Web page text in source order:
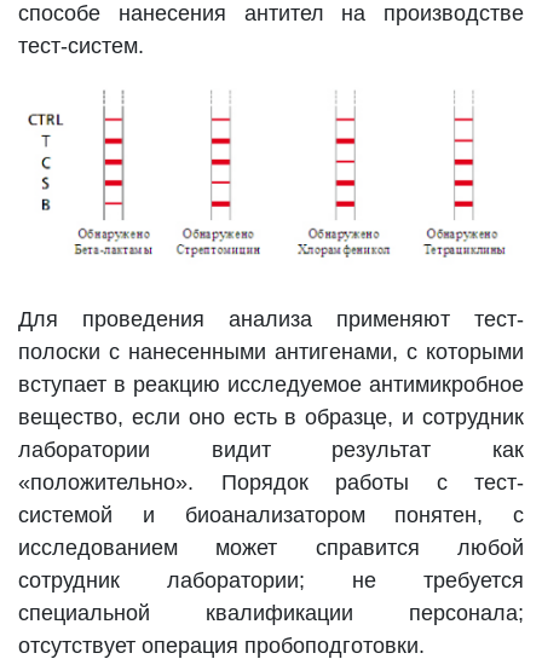
способе нанесения антител на производстве
тест-систем.
Для проведения анализа применяют тест-
полоски с нанесенными антигенами, с которыми
вступает в реакцию исследуемое антимикробное
вещество, если оно есть в образце, и сотрудник
лаборатории видит результат как
«положительно». Порядок работы с тест-
системой и биоанализатором понятен, с
исследованием может справится любой
сотрудник лаборатории; не требуется
специальной квалификации персонала;
отсутствует операция пробоподготовки.